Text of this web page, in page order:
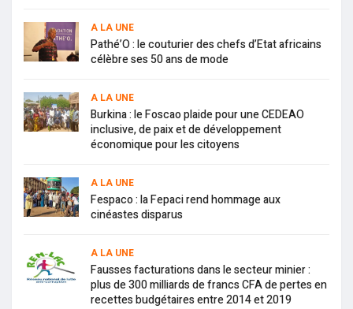
A LA UNE
Pathé’O : le couturier des chefs d’Etat africains
célèbre ses 50 ans de mode
A LA UNE
Burkina : le Foscao plaide pour une CEDEAO
inclusive, de paix et de développement
économique pour les citoyens
A LA UNE
Fespaco : la Fepaci rend hommage aux
cinéastes disparus
A LA UNE
Fausses facturations dans le secteur minier :
plus de 300 milliards de francs CFA de pertes en
recettes budgétaires entre 2014 et 2019